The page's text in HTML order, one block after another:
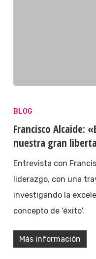
BLOG
Francisco Alcaide:
nuestra gran
Entrevista con
liderazgo, con una
investigando la
concepto de 'éxito'.
Más información